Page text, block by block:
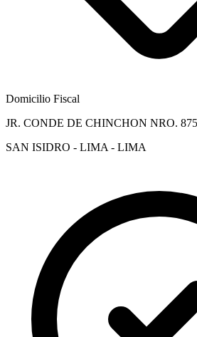
Domicilio Fiscal
JR. CONDE DE CHINCHON NRO.
SAN ISIDRO - LIMA - LIMA